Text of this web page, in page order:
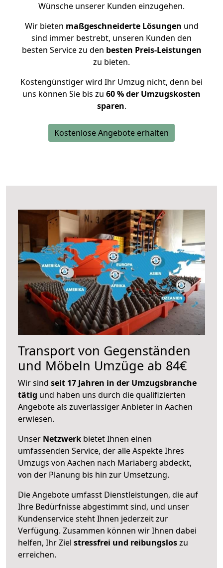
Wünsche unserer Kunden einzugehen.
Wir bieten maßgeschneiderte Lösungen und
sind immer bestrebt, unseren Kunden den
besten Service zu den besten Preis-Leistungen
zu bieten.
Kostengünstiger wird Ihr Umzug nicht, denn bei
uns können Sie bis zu 60 % der Umzugskosten
sparen.
Kostenlose Angebote erhalten
Transport von Gegenständen
und Möbeln Umzüge ab 84€
Wir sind seit 17 Jahren in der Umzugsbranche
tätig und haben uns durch die qualifizierten
Angebote als zuverlässiger Anbieter in Aachen
erwiesen.
Unser Netzwerk bietet Ihnen einen
umfassenden Service, der alle Aspekte Ihres
Umzugs von Aachen nach Mariaberg abdeckt,
von der Planung bis hin zur Umsetzung.
Die Angebote umfasst Dienstleistungen, die auf
Ihre Bedürfnisse abgestimmt sind, und unser
Kundenservice steht Ihnen jederzeit zur
Verfügung. Zusammen können wir Ihnen dabei
helfen, Ihr Ziel stressfrei und reibungsloszu
erreichen.